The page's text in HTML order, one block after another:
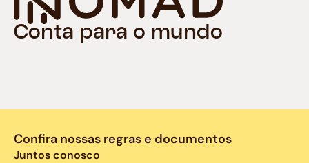
Conta para o mundo
Confira nossas regras e documentos
Juntos conosco